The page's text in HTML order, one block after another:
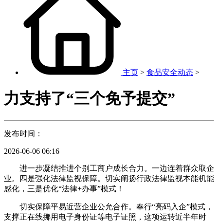
主页 > 食品安全动态 >
力支持了“三个免予提交”
发布时间：
2026-06-06 06:16
进一步凝结推进个别工商户成长合力。一边连着群众取企
业。四是强化法律监视保障。切实阐扬行政法律监视本能机能
感化，三是优化“法律+办事”模式！
切实保障平易近营企业公允合作。奉行“亮码入企”模式，
支撑正在线挪用电子身份证等电子证照，这项运转近半年时